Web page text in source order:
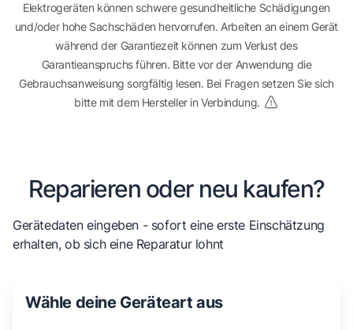
Elektrogeräten können schwere gesundheitliche Schädigungen
und/oder hohe Sachschäden hervorrufen. Arbeiten an einem Gerät
während der Garantiezeit können zum Verlust des
Garantieanspruchs führen. Bitte vor der Anwendung die
Gebrauchsanweisung sorgfältig lesen. Bei Fragen setzen Sie sich
bitte mit dem Hersteller in Verbindung.
Reparieren oder neu kaufen?
Gerätedaten eingeben - sofort eine erste Einschätzung
erhalten, ob sich eine Reparatur lohnt
Wähle deine Geräteart aus